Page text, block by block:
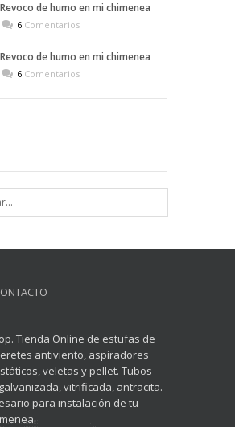
Revoco de humo en mi chimenea
6Comentarios
Revoco de humo en mi chimenea
6Comentarios
Tienda Online de estufas de
antiviento, aspiradores
veletas y pellet. Tubos
vitrificada, antracita.
para instalación de tu